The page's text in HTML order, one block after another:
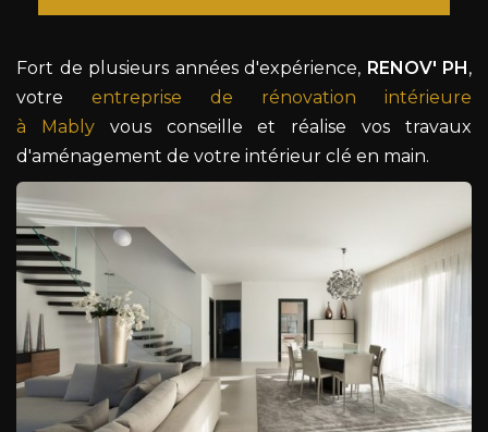
Fort de plusieurs années d'expérience, RENOV' PH ,
votre entreprise de rénovation intérieure
à Mablyvous conseille et réalise vos travaux
d'aménagement de votre intérieur clé en main.